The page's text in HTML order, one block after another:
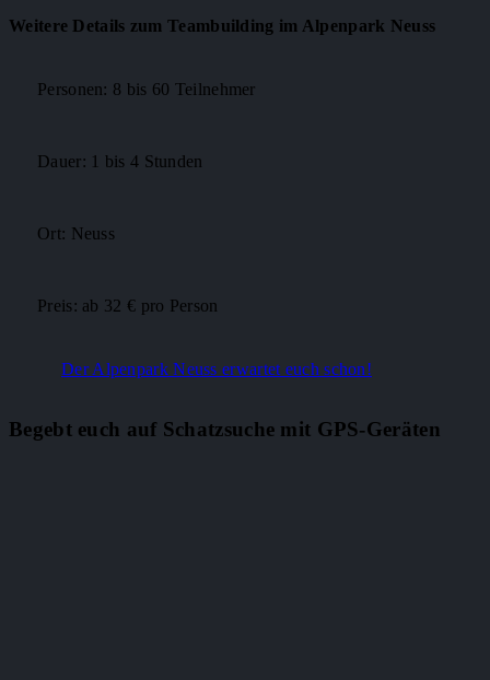
Weitere Details zum Teambuilding im Alpenpark Neuss
Personen: 8 bis 60 Teilnehmer
Dauer: 1 bis 4 Stunden
Ort: Neuss
Preis: ab 32 € pro Person
Der Alpenpark Neuss erwartet euch schon!
Begebt euch auf Schatzsuche mit GPS-Geräten